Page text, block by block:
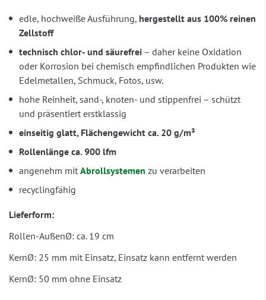
edle, hochweiße Ausführung, hergestellt aus 100% reinen
Zellstoff
technisch chlor- und säurefrei – daher keine Oxidation
oder Korrosion bei chemisch empfindlichen Produkten wie
Edelmetallen, Schmuck, Fotos, usw.
hohe Reinheit, sand-, knoten- und stippenfrei – schützt
und präsentiert erstklassig
einseitig glatt, Flächengewicht ca. 20 g/m²
Rollenlänge ca. 900 lfm
angenehm mit Abrollsystemen zu verarbeiten
recyclingfähig
Lieferform:
Rollen-AußenØ: ca. 19 cm
KernØ: 25 mm mit Einsatz, Einsatz kann entfernt werden
KernØ: 50 mm ohne Einsatz